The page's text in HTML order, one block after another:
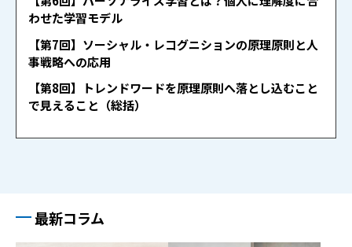
わせた学習モデル
【第7回】ソーシャル・レコグニションの原理原則と人
事戦略への応用
【第8回】トレンドワードを原理原則へ落とし込むこと
で見えること（総括）
最新コラム